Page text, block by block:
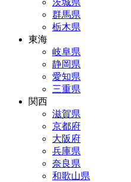
茨城県
群馬県
栃木県
東海
岐阜県
静岡県
愛知県
三重県
関西
滋賀県
京都府
大阪府
兵庫県
奈良県
和歌山県